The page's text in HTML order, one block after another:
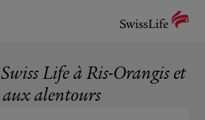
Swiss Life à Ris-Orangis et
aux alentours